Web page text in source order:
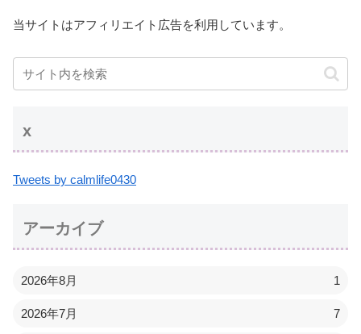
当サイトはアフィリエイト広告を利用しています。
x
Tweets by calmlife0430
アーカイブ
2026年8月 1
2026年7月 7